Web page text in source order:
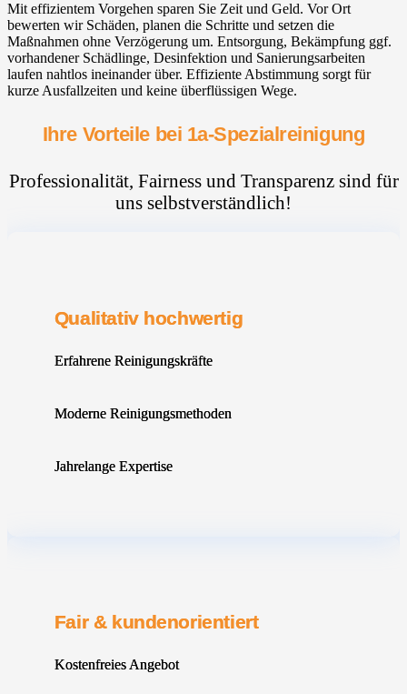
Mit effizientem Vorgehen sparen Sie Zeit und Geld. Vor Ort
bewerten wir Schäden, planen die Schritte und setzen die
Maßnahmen ohne Verzögerung um. Entsorgung, Bekämpfung ggf.
vorhandener Schädlinge, Desinfektion und Sanierungsarbeiten
laufen nahtlos ineinander über. Effiziente Abstimmung sorgt für
kurze Ausfallzeiten und keine überflüssigen Wege.
Ihre Vorteile bei 1a-Spezialreinigung
Professionalität, Fairness und Transparenz sind für
uns selbstverständlich!
Qualitativ hochwertig
Erfahrene Reinigungskräfte
Moderne Reinigungsmethoden
Jahrelange Expertise
Fair & kundenorientiert
Kostenfreies Angebot